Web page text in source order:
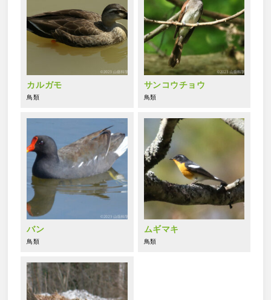
カルガモ
鳥類
サンコウチョウ
鳥類
バン
鳥類
ムギマキ
鳥類